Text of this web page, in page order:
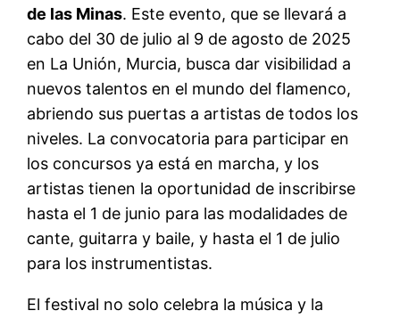
de las Minas. Este evento, que se llevará a
cabo del 30 de julio al 9 de agosto de 2025
en La Unión, Murcia, busca dar visibilidad a
nuevos talentos en el mundo del flamenco,
abriendo sus puertas a artistas de todos los
niveles. La convocatoria para participar en
los concursos ya está en marcha, y los
artistas tienen la oportunidad de inscribirse
hasta el 1 de junio para las modalidades de
cante, guitarra y baile, y hasta el 1 de julio
para los instrumentistas.
El festival no solo celebra la música y la